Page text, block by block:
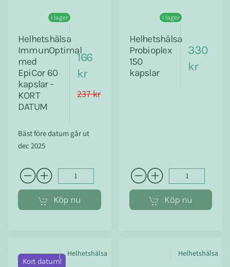
I lager
Helhetshälsa
ImmunOptimal
med
EpiCor 60
kapslar -
KORT
DATUM
166
kr
237 kr
Bäst före datum går ut
dec 2025
Köp nu
I lager
Helhetshälsa
Probioplex
150
kapslar
330
kr
Köp nu
Kort datum!
Helhetshälsa Helhetshälsa